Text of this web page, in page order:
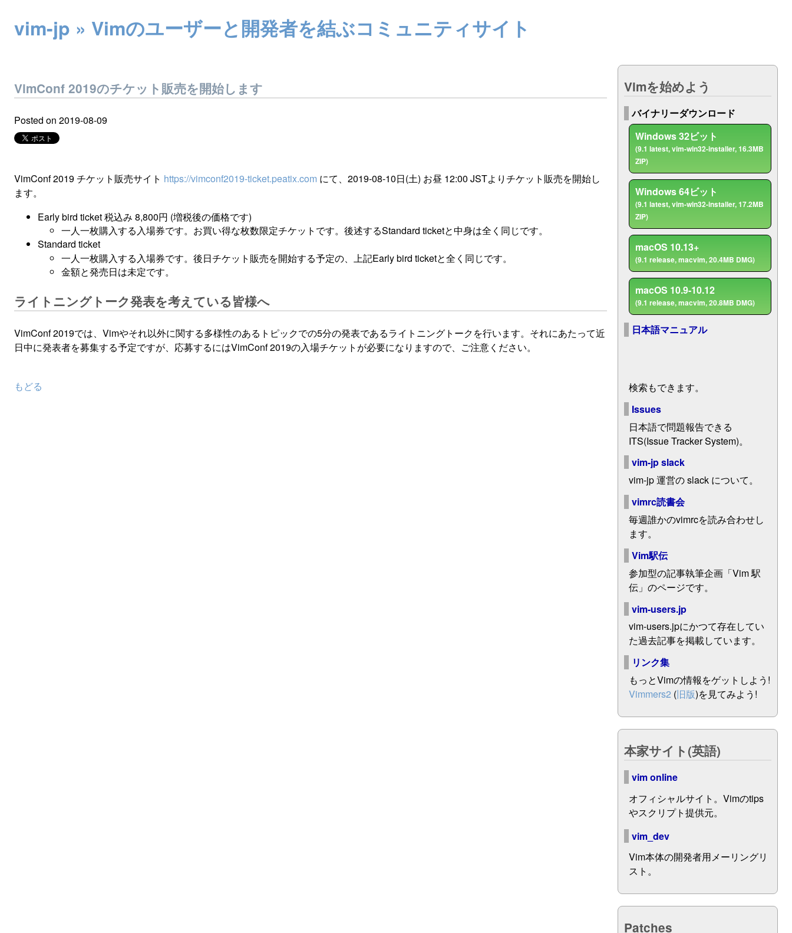
vim-jp » Vimのユーザーと開発者を結ぶコミュニティサイト
VimConf 2019のチケット販売を開始します
Posted on 2019-08-09
VimConf 2019 チケット販売サイト https://vimconf2019-ticket.peatix.com にて、2019-08-10日(土) お昼 12:00 JSTよりチケット販売を開始し
ます。
Early bird ticket 税込み 8,800円 (増税後の価格です)
一人一枚購入する入場券です。お買い得な枚数限定チケットです。後述するStandard ticketと中身は全く同じです。
Standard ticket
一人一枚購入する入場券です。後日チケット販売を開始する予定の、上記Early bird ticketと全く同じです。
金額と発売日は未定です。
ライトニングトーク発表を考えている皆様へ
VimConf 2019では、Vimやそれ以外に関する多様性のあるトピックでの5分の発表であるライトニングトークを行います。それにあたって近
日中に発表者を募集する予定ですが、応募するにはVimConf 2019の入場チケットが必要になりますので、ご注意ください。
もどる
Vimを始めよう
バイナリーダウンロード
Windows 32ビット
(9.1 latest, vim-win32-installer, 16.3MB
ZIP)
Windows 64ビット
(9.1 latest, vim-win32-installer, 17.2MB
ZIP)
macOS 10.13+
(9.1 release, macvim, 20.4MB DMG)
macOS 10.9-10.12
(9.1 release, macvim, 20.8MB DMG)
日本語マニュアル
検索もできます。
Issues
日本語で問題報告できる
ITS(Issue Tracker System)。
vim-jp slack
vim-jp 運営の slack について。
vimrc読書会
毎週誰かのvimrcを読み合わせし
ます。
Vim駅伝
参加型の記事執筆企画「Vim 駅
伝」のページです。
vim-users.jp
vim-users.jpにかつて存在してい
た過去記事を掲載しています。
リンク集
もっとVimの情報をゲットしよう!
Vimmers2 (旧版)を見てみよう!
本家サイト(英語)
vim online
オフィシャルサイト。Vimのtips
やスクリプト提供元。
vim_dev
Vim本体の開発者用メーリングリ
スト。
Patches